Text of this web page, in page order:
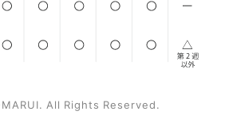
All Rights Reserved.